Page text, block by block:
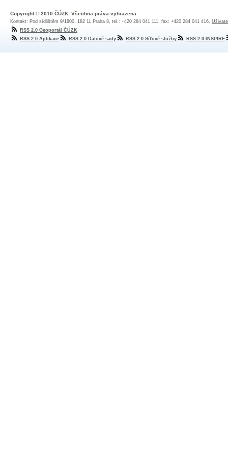
Copyright © 2010 ČÚZK, Všechna práva vyhrazena
Kontakt: Pod sídlištěm 9/1800, 182 11 Praha 8, tel.: +420 284 041 111, fax: +420 284 041 416,
RSS 2.0 Geoportál ČÚZK
RSS 2.0 Aplikace
RSS 2.0 Datové sady RSS 2.0 Síťové služby RSS 2.0 INSPIRE